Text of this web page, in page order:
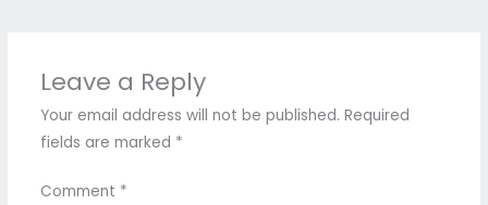
Leave a Reply
Your email address will not be published. Required
fields are marked *
Comment *